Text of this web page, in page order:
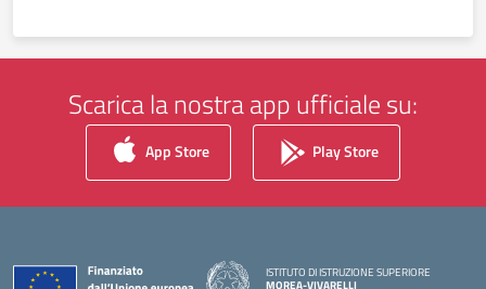
Scarica la nostra app ufficiale su:
App Store Play Store
ISTITUTO DI ISTRUZIONE SUPERIORE
MOREA-VIVARELLI